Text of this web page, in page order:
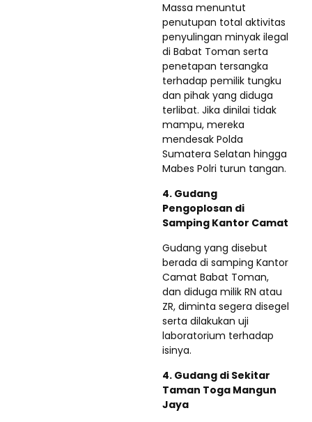
Massa menuntut
penutupan total aktivitas
penyulingan minyak ilegal
di Babat Toman serta
penetapan tersangka
terhadap pemilik tungku
dan pihak yang diduga
terlibat. Jika dinilai tidak
mampu, mereka
mendesak Polda
Sumatera Selatan hingga
Mabes Polri turun tangan.
4. Gudang
Pengoplosan di
Samping Kantor Camat
Gudang yang disebut
berada di samping Kantor
Camat Babat Toman,
dan diduga milik RN atau
ZR, diminta segera disegel
serta dilakukan uji
laboratorium terhadap
isinya.
4. Gudang di Sekitar
Taman Toga Mangun
Jaya